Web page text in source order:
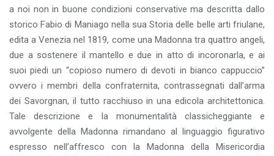
a noi non in buone condizioni conservative ma descritta dallo
storico Fabio di Maniago nella sua Storia delle belle arti friulane,
edita a Venezia nel 1819, come una Madonna tra quattro angeli,
due a sostenere il mantello e due in atto di incoronarla, e ai
suoi piedi un “copioso numero di devoti in bianco cappuccio”
ovvero i membri della confraternita, contrassegnati dall’arma
dei Savorgnan, il tutto racchiuso in una edicola architettonica.
Tale descrizione e la monumentalità classicheggiante e
avvolgente della Madonna rimandano al linguaggio figurativo
espresso nell’affresco con la Madonna della Misericordia